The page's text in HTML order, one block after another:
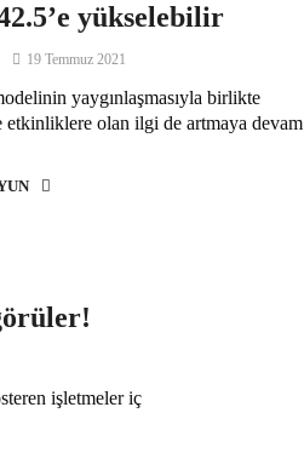
yükselebilir
19 Temmuz 2021
yaygınlaşmasıyla birlikte
etkinliklere olan ilgi de artmaya devam
işletmeler iç